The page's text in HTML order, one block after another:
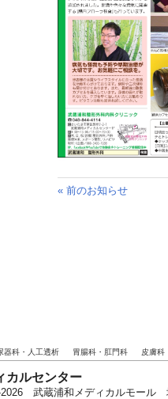
« 前のお知らせ
器科・人工透析 胃腸科・肛門科 皮膚科
カルセンター
武蔵浦和メディカルモール